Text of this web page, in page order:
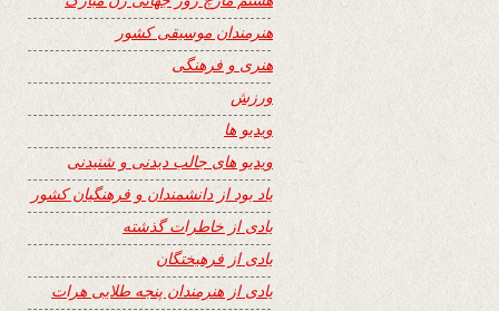
هنرمندان موسیقی کشور
هنری و فرهنگی
ورزش
ویدیو ها
ویدیو های جالب دیدنی و شنیدنی
یاد بود از دانشمندان و فرهنگیان کشور
یادی از خاطرات گذشته
یادی از فرهیختگان
یادی از هنرمندان پنجه طلایی هرات